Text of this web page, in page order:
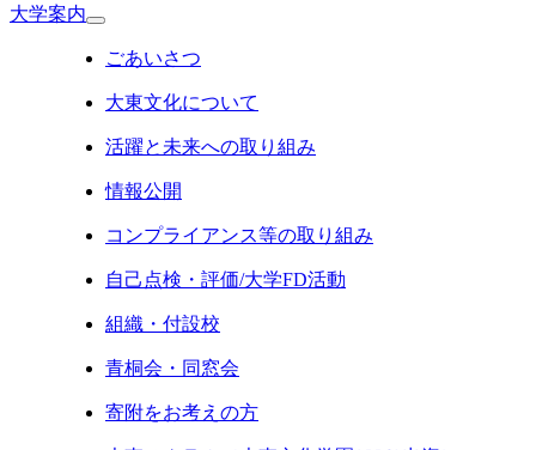
大学案内
ごあいさつ
大東文化について
活躍と未来への取り組み
情報公開
コンプライアンス等の取り組み
自己点検・評価/大学FD活動
組織・付設校
青桐会・同窓会
寄附をお考えの方